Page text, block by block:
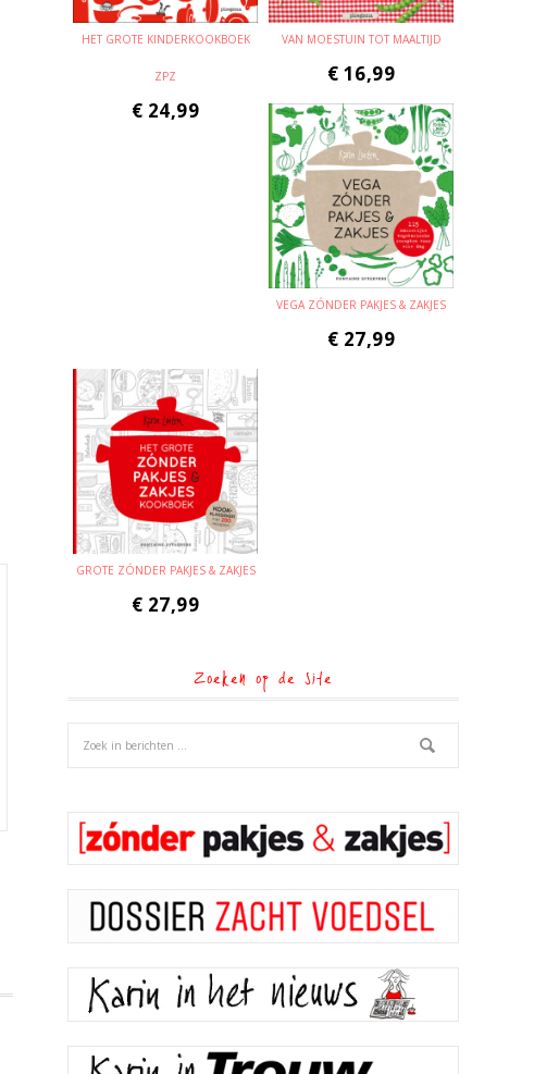
HET GROTE KINDERKOOKBOEK
ZPZ
€ 24,99
VAN MOESTUIN TOT MAALTIJD
€ 16,99
VEGA ZÓNDER PAKJES & ZAKJES
€ 27,99
GROTE ZÓNDER PAKJES & ZAKJES
€ 27,99
Zoeken op de site